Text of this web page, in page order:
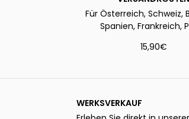
Für Österreich, Schweiz,
Spanien, Frankreich,
15,90€
WERKSVERKAUF